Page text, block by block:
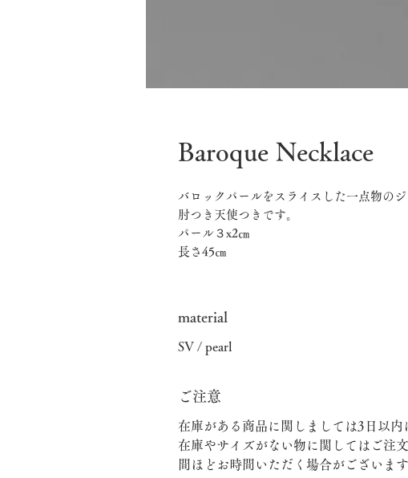
Baroque Necklace
バロックパールをスライスした一点物のジ
肘つき天使つきです。
パール３x2㎝
長さ45㎝
material
SV / pearl
ご注意
在庫がある商品に関しましては3日以内
在庫やサイズがない物に関してはご注
間ほどお時間いただく場合がございます